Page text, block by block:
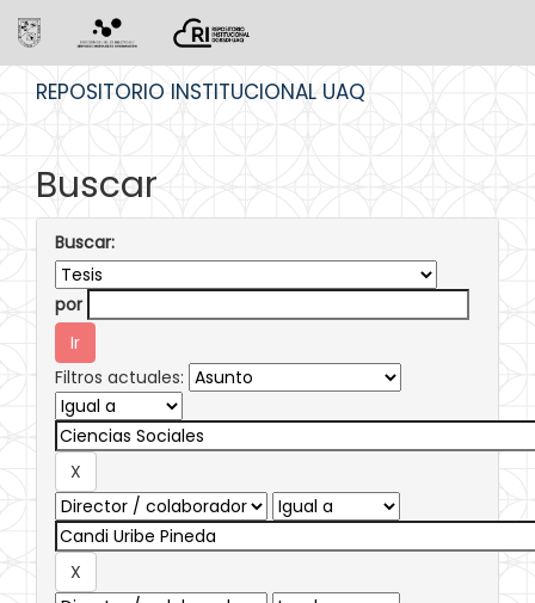
REPOSITORIO INSTITUCIONAL UAQ
Buscar
Buscar:
por
Filtros actuales: